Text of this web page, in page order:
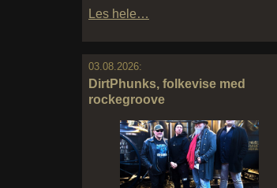
Les hele…
03.08.2026:
DirtPhunks, folkevise med
rockegroove